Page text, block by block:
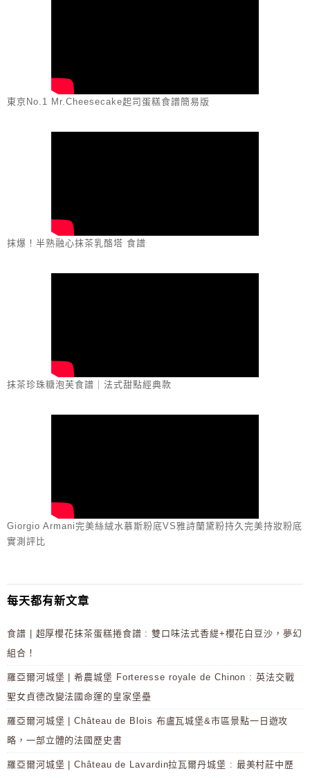
東京No.1 Mr.Cheesecake起司蛋糕食譜簡易版
抹爆！半熟融心抹茶乳酪塔 食譜
抹茶珍珠糖泡芙食譜｜法式甜點經典款
Giorgio Armani完美絲絨水慕斯粉底VS雅詩蘭黛粉持久完美持妝粉底
實測評比
每天都有新文章
食譜 | 超厚櫻花抹茶蛋糕捲食譜 : 雙口味法式香緹+櫻花白豆沙，夢幻
組合！
羅亞爾河城堡 | 希農城堡 Forteresse royale de Chinon : 英法交戰
聖女貞德改變法國命運的皇家堡壘
羅亞爾河城堡 | Château de Blois 布盧瓦城堡&市區景點一日遊攻
略，一部立體的法國歷史書
羅亞爾河城堡 | Château de Lavardin拉瓦爾丹城堡 : 最美村莊中歷